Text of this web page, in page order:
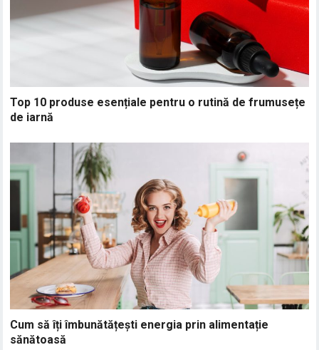
Top 10 produse esențiale pentru o rutină de frumusețe
de iarnă
Cum să îți îmbunătățești energia prin alimentație
sănătoasă